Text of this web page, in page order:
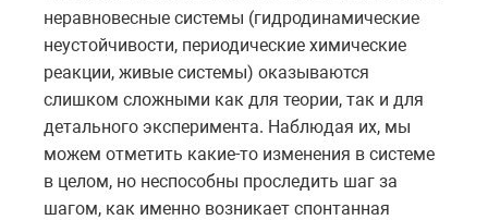
неравновесные системы (гидродинамические
неустойчивости, периодические химические
реакции, живые системы) оказываются
слишком сложными как для теории, так и для
детального эксперимента. Наблюдая их, мы
можем отметить какие-то изменения в системе
в целом, но неспособны проследить шаг за
шагом, как именно возникает спонтанная